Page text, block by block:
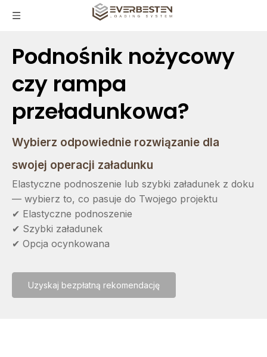
Podnośnik nożycowy
czy rampa
przeładunkowa?
Wybierz odpowiednie rozwiązanie dla
swojej operacji załadunku
Elastyczne podnoszenie lub szybki załadunek z doku
— wybierz to, co pasuje do Twojego projektu
✔ Elastyczne podnoszenie
✔ Szybki załadunek
✔ Opcja ocynkowana
Uzyskaj bezpłatną rekomendację